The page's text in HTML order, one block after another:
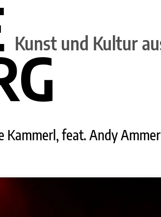
Kunst und Kultur
Kammerl, feat. Andy Ammer